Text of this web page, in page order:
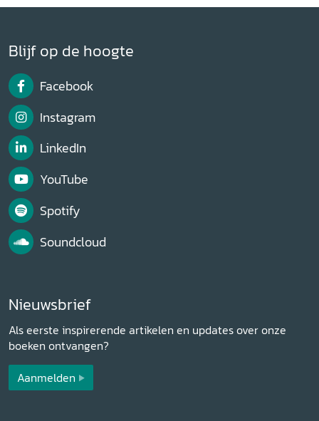
Blijf op de hoogte
Facebook
Instagram
LinkedIn
YouTube
Spotify
Soundcloud
Nieuwsbrief
Als eerste inspirerende artikelen en updates over onze
boeken ontvangen?
Aanmelden